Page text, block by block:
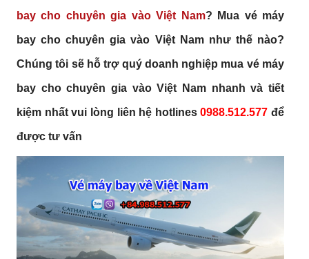
bay cho chuyên gia vào Việt Nam? Mua vé máy
bay cho chuyên gia vào Việt Namnhư thế nào?
Chúng tôi sẽ hỗ trợ quý doanh nghiệp mua vé máy
bay cho chuyên gia vào Việt Nam nhanh và tiết
kiệm nhất vui lòng liên hệ hotlines0988.512.577 để
được tư vấn